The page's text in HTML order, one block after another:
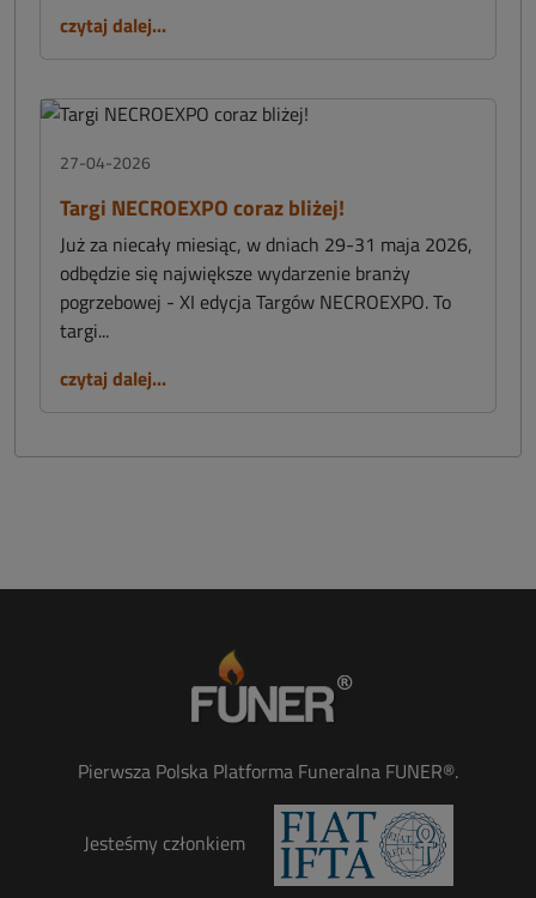
czytaj dalej...
27-04-2026
Targi NECROEXPO coraz bliżej!
Już za niecały miesiąc, w dniach 29-31 maja 2026,
odbędzie się największe wydarzenie branży
pogrzebowej - XI edycja Targów NECROEXPO. To
targi...
czytaj dalej...
Pierwsza Polska Platforma Funeralna FUNER®.
Jesteśmy członkiem